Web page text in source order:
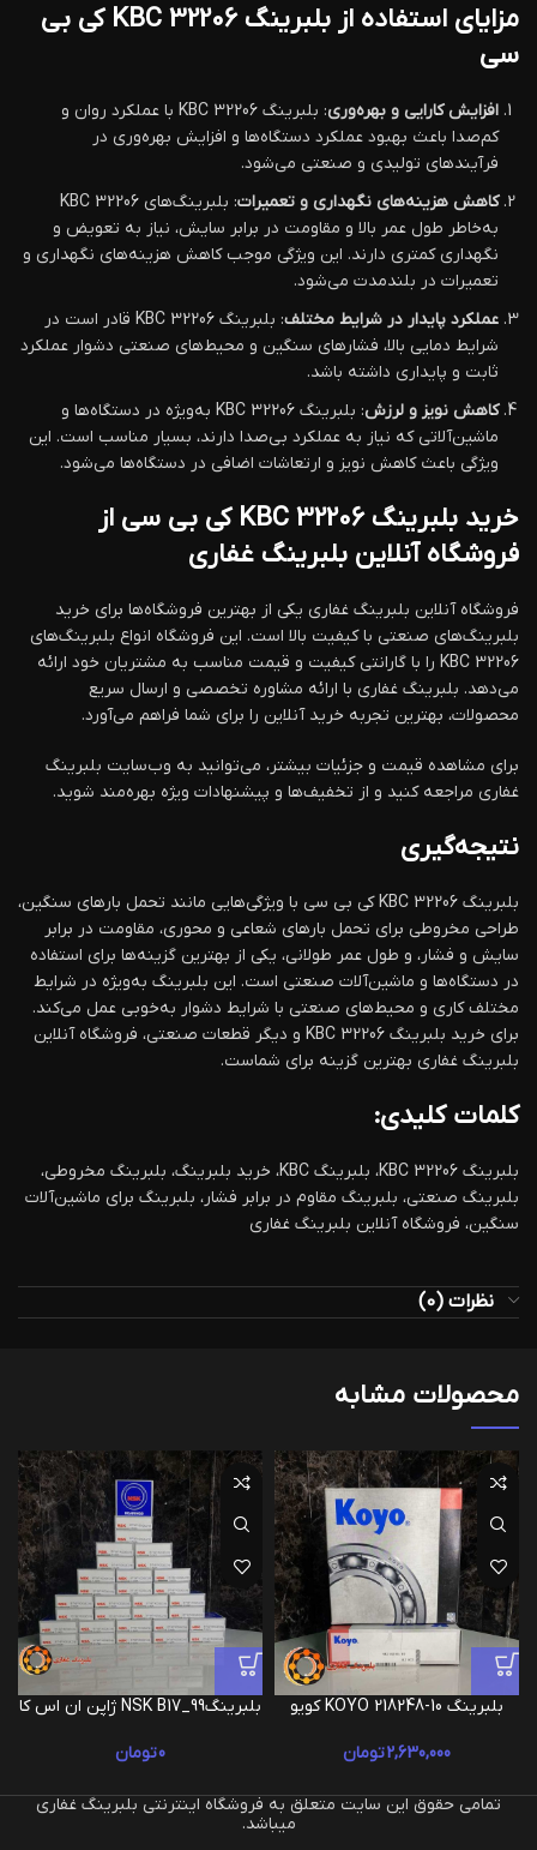
مزایای استفاده از بلبرینگ KBC 32206 کی بی
سی
افزایش کارایی و بهره‌وری
: بلبرینگ KBC 32206 با عملکرد روان و
کم‌صدا باعث بهبود عملکرد دستگاه‌ها و افزایش بهره‌وری در
فرآیندهای تولیدی و صنعتی می‌شود.
کاهش هزینه‌های نگهداری و تعمیرات
: بلبرینگ‌های KBC 32206
به‌خاطر طول عمر بالا و مقاومت در برابر سایش، نیاز به تعویض و
نگهداری کمتری دارند. این ویژگی موجب کاهش هزینه‌های نگهداری و
تعمیرات در بلندمدت می‌شود.
عملکرد پایدار در شرایط مختلف
: بلبرینگ KBC 32206 قادر است در
شرایط دمایی بالا، فشارهای سنگین و محیط‌های صنعتی دشوار عملکرد
ثابت و پایداری داشته باشد.
کاهش نویز و لرزش
: بلبرینگ KBC 32206 به‌ویژه در دستگاه‌ها و
ماشین‌آلاتی که نیاز به عملکرد بی‌صدا دارند، بسیار مناسب است. این
ویژگی باعث کاهش نویز و ارتعاشات اضافی در دستگاه‌ها می‌شود.
خرید بلبرینگ KBC 32206 کی بی سی از
فروشگاه آنلاین بلبرینگ غفاری
فروشگاه آنلاین بلبرینگ غفاری یکی از بهترین فروشگاه‌ها برای خرید
بلبرینگ‌های صنعتی با کیفیت بالا است. این فروشگاه انواع بلبرینگ‌های
KBC 32206 را با گارانتی کیفیت و قیمت مناسب به مشتریان خود ارائه
می‌دهد. بلبرینگ غفاری با ارائه مشاوره تخصصی و ارسال سریع
محصولات، بهترین تجربه خرید آنلاین را برای شما فراهم می‌آورد.
برای مشاهده قیمت و جزئیات بیشتر، می‌توانید به وب‌سایت بلبرینگ
غفاری مراجعه کنید و از تخفیف‌ها و پیشنهادات ویژه بهره‌مند شوید.
نتیجه‌گیری
بلبرینگ KBC 32206 کی بی سی با ویژگی‌هایی مانند تحمل بارهای سنگین،
طراحی مخروطی برای تحمل بارهای شعاعی و محوری، مقاومت در برابر
سایش و فشار، و طول عمر طولانی، یکی از بهترین گزینه‌ها برای استفاده
در دستگاه‌ها و ماشین‌آلات صنعتی است. این بلبرینگ به‌ویژه در شرایط
مختلف کاری و محیط‌های صنعتی با شرایط دشوار به‌خوبی عمل می‌کند.
برای خرید بلبرینگ KBC 32206 و دیگر قطعات صنعتی، فروشگاه آنلاین
بلبرینگ غفاری بهترین گزینه برای شماست.
کلمات کلیدی:
بلبرینگ KBC 32206، بلبرینگ KBC، خرید بلبرینگ، بلبرینگ مخروطی،
بلبرینگ صنعتی، بلبرینگ مقاوم در برابر فشار، بلبرینگ برای ماشین‌آلات
سنگین، فروشگاه آنلاین بلبرینگ غفاری
نظرات (0)
محصولات مشابه
بلبرینگ KOYO 218248-10 کویو
2,630,000تومان
بلبرینگNSK B17_99 ژاپن ان اس کا
0تومان
تمامی حقوق این سایت متعلق به فروشگاه اینترنتی بلبرینگ غفاری
میباشد.